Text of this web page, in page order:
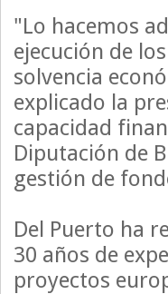
"Lo hacemos
ejecución de
solvencia
explicado la
capacidad
Diputación de
gestión de
Del Puerto ha
30 años de
proyectos